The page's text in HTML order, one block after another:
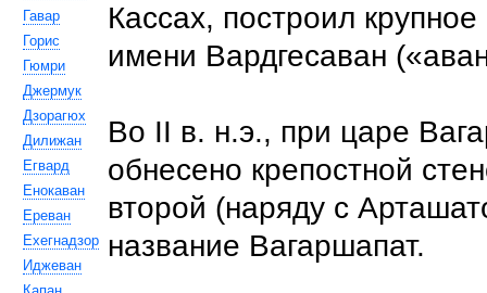
Гавар
Горис
Гюмри
Джермук
Дзорагюх
Дилижан
Егвард
Енокаван
Ереван
Ехегнадзор
Иджеван
Кассах, построил
имени Вардгесаван
Во II в. н.э., при царе
обнесено крепостной
второй (наряду с
название Вагаршапат.